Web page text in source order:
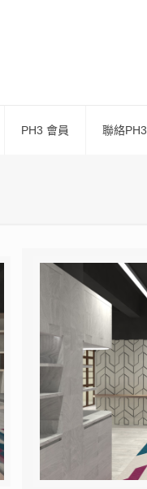
PH3 會員 聯絡PH3